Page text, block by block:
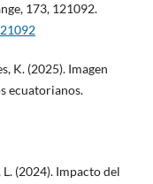
173, 121092.
K. (2025). Imagen
ecuatorianos.
(2024). Impacto del